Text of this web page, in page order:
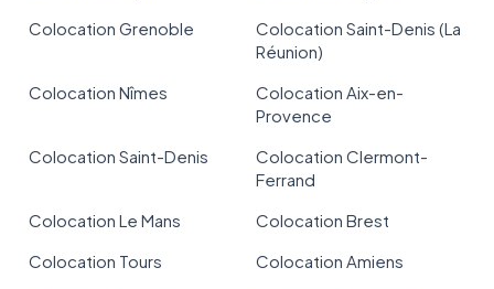
Colocation Grenoble
Colocation Saint-Denis (La
Réunion)
Colocation Nîmes
Colocation Aix-en-
Provence
Colocation Saint-Denis
Colocation Clermont-
Ferrand
Colocation Le Mans
Colocation Brest
Colocation Tours
Colocation Amiens